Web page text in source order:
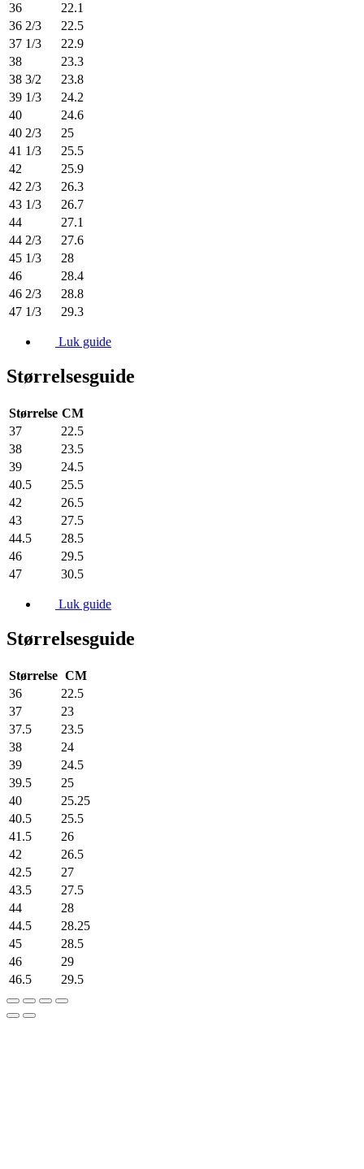
36
22.1
36 2/3
22.5
37 1/3
22.9
38
23.3
38 3/2
23.8
39 1/3
24.2
40
24.6
40 2/3
25
41 1/3
25.5
42
25.9
42 2/3
26.3
43 1/3
26.7
44
27.1
44 2/3
27.6
45 1/3
28
46
28.4
46 2/3
28.8
47 1/3
29.3
Luk guide
Størrelsesguide
Størrelse CM
37
22.5
38
23.5
39
24.5
40.5
25.5
42
26.5
43
27.5
44.5
28.5
46
29.5
47
30.5
Luk guide
Størrelsesguide
Størrelse CM
36
22.5
37
23
37.5
23.5
38
24
39
24.5
39.5
25
40
25.25
40.5
25.5
41.5
26
42
26.5
42.5
27
43.5
27.5
44
28
44.5
28.25
45
28.5
46
29
46.5
29.5